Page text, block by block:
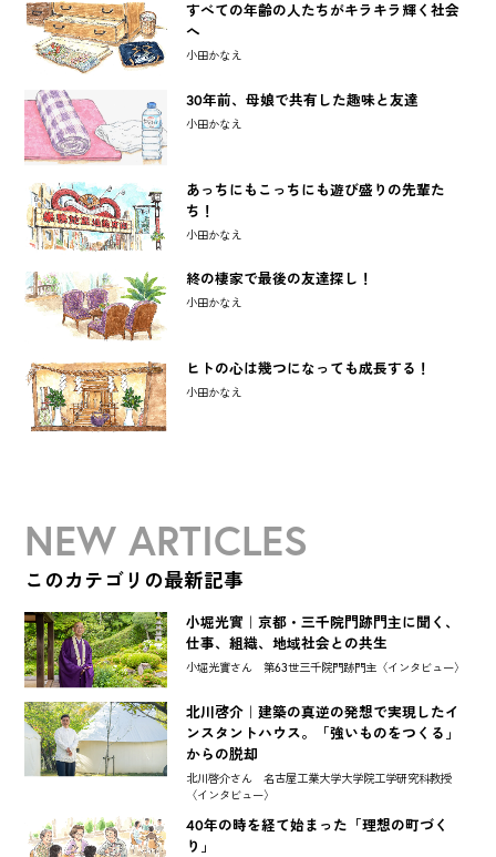
すべての年齢の人たちがキラキラ輝く社会
へ
小田かなえ
30年前、母娘で共有した趣味と友達
小田かなえ
あっちにもこっちにも遊び盛りの先輩た
ち！
小田かなえ
終の棲家で最後の友達探し！
小田かなえ
ヒトの心は幾つになっても成長する！
小田かなえ
NEW ARTICLES
このカテゴリの最新記事
小堀光實｜京都・三千院門跡門主に聞く、
仕事、組織、地域社会との共生
小堀光實さん 第63世三千院門跡門主〈インタビュー〉
北川啓介｜建築の真逆の発想で実現したイ
ンスタントハウス。「強いものをつくる」
からの脱却
北川啓介さん 名古屋工業大学大学院工学研究科教授
〈インタビュー〉
40年の時を経て始まった「理想の町づく
り」